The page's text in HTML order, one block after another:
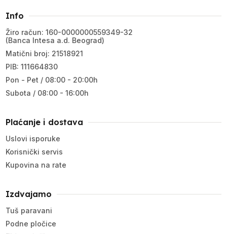
Info
Žiro račun: 160-0000000559349-32
(Banca Intesa a.d. Beograd)
Matični broj: 21518921
PIB: 111664830
Pon - Pet / 08:00 - 20:00h
Subota / 08:00 - 16:00h
Plaćanje i dostava
Uslovi isporuke
Korisnički servis
Kupovina na rate
Izdvajamo
Tuš paravani
Podne pločice